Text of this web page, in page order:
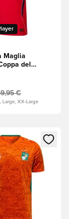
Maglia
del
€
Large, XX-Large
come
modale